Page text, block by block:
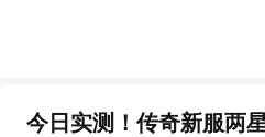
今日实测！传奇新服两